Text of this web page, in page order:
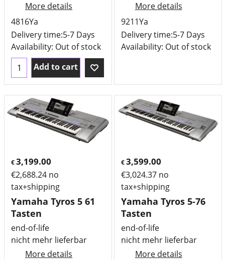
More details
4816Ya
Delivery time:5-7 Days
Availability: Out of stock
Add to cart
More details
9211Ya
Delivery time:5-7 Days
Availability: Out of stock
€3,199.00
€2,688.24 no
tax+shipping
Yamaha Tyros 5 61
Tasten
end-of-life
nicht mehr lieferbar
More details
€3,599.00
€3,024.37 no
tax+shipping
Yamaha Tyros 5-76
Tasten
end-of-life
nicht mehr lieferbar
More details